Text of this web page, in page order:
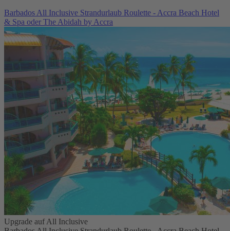
Barbados All Inclusive Strandurlaub Roulette - Accra Beach Hotel
& Spa oder The Abidah by Accra
Upgrade auf All Inclusive